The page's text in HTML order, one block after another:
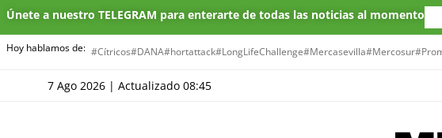
Únete a nuestro TELEGRAM para enterarte de todas las noticias al momento
Hoy hablamos de: #Cítricos#DANA#hortattack#LongLifeChallenge#Mercasevilla#Mercosur
7 Ago 2026 | Actualizado 08:45